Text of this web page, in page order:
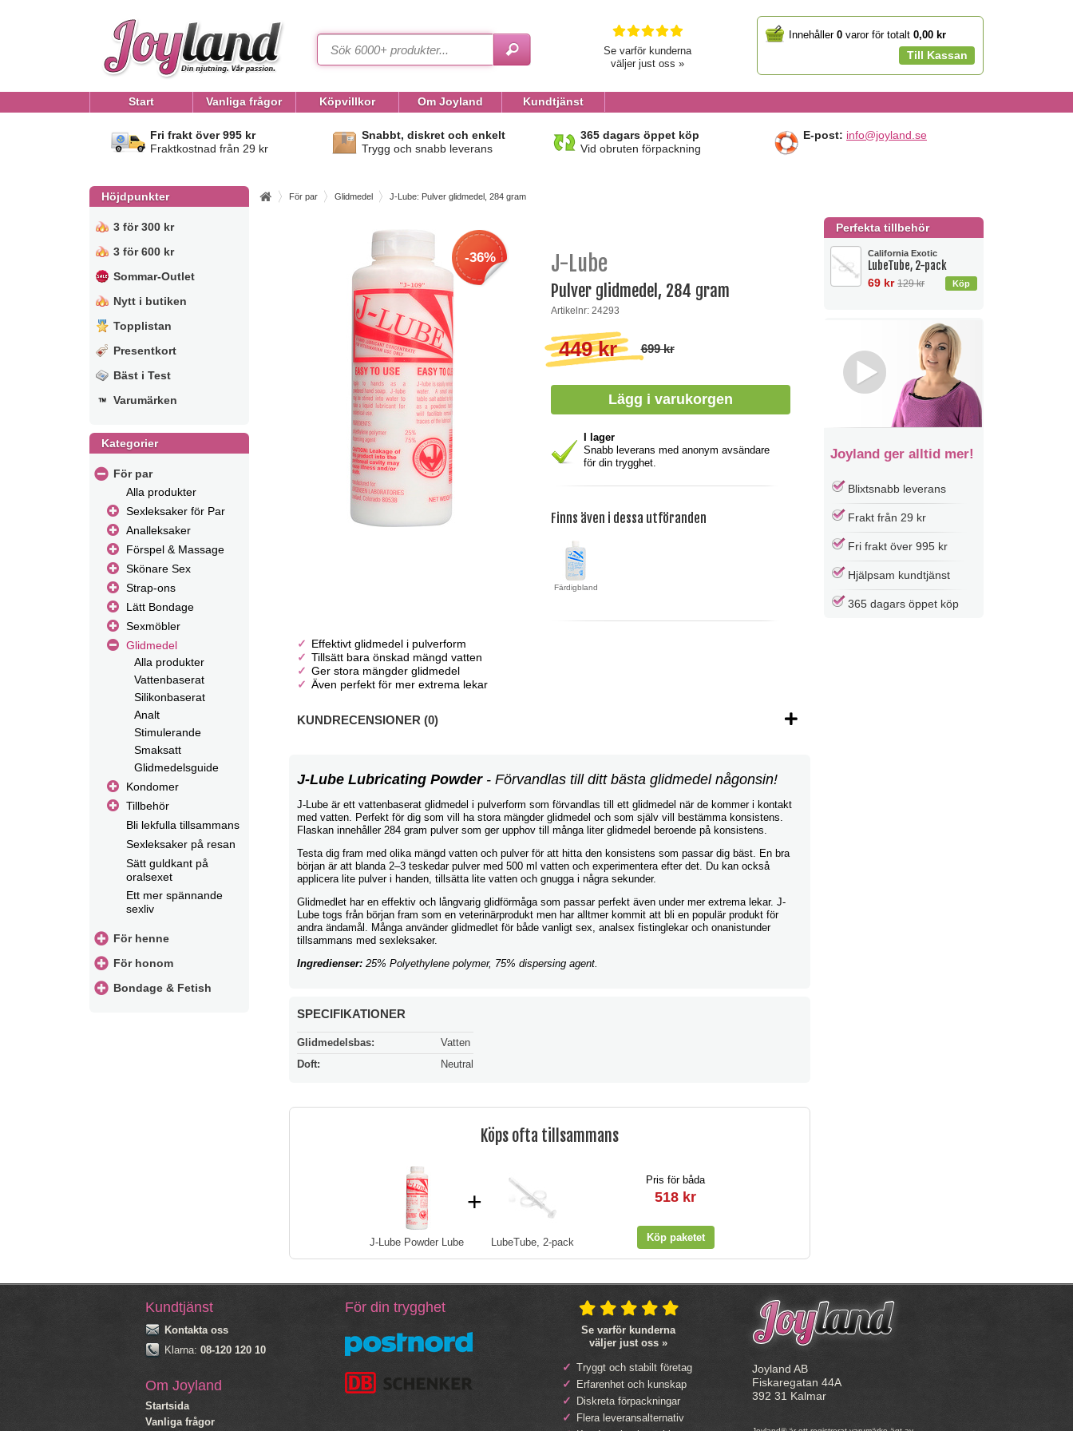
Se varför kunderna
väljer just oss »
YourInnehåller 0 varor för totalt 0,00 kr
Till Kassan
Start Vanliga frågor Köpvillkor Om Joyland Kundtjänst
Fri frakt över 995 kr
Fraktkostnad från 29 kr
Snabbt, diskret och enkelt
Trygg och snabb leverans
365 dagars öppet köp
Vid obruten förpackning
E-post: info@joyland.se
Höjdpunkter
3 för 300 kr
3 för 600 kr
Sommar-Outlet
Nytt i butiken
Topplistan
Presentkort
Bäst i Test
Varumärken
Kategorier
För par
Alla produkter
Sexleksaker för Par
Analleksaker
Förspel & Massage
Skönare Sex
Strap-ons
Lätt Bondage
Sexmöbler
Glidmedel
Alla produkter
Vattenbaserat
Silikonbaserat
Analt
Stimulerande
Smaksatt
Glidmedelsguide
Kondomer
Tillbehör
Bli lekfulla tillsammans
Sexleksaker på resan
Sätt guldkant på
oralsexet
Ett mer spännande
sexliv
För henne
För honom
Bondage & Fetish
För par Glidmedel J-Lube: Pulver glidmedel, 284 gram
-36% J-Lube
Pulver glidmedel, 284 gram
Artikelnr: 24293
449 kr 699 kr
I lager
Snabb leverans med anonym avsändare
för din trygghet.
Finns även i dessa utföranden
Färdigblandat
Effektivt glidmedel i pulverform
Tillsätt bara önskad mängd vatten
Ger stora mängder glidmedel
Även perfekt för mer extrema lekar
KUNDRECENSIONER (0)
J-Lube Lubricating Powder- Förvandlas till ditt bästa glidmedel någonsin!
J-Lube är ett vattenbaserat glidmedel i pulverform som förvandlas till ett glidmedel när de kommer i kontakt
med vatten. Perfekt för dig som vill ha stora mängder glidmedel och som själv vill bestämma konsistens.
Flaskan innehåller 284 gram pulver som ger upphov till många liter glidmedel beroende på konsistens.
Testa dig fram med olika mängd vatten och pulver för att hitta den konsistens som passar dig bäst. En bra
början är att blanda 2–3 teskedar pulver med 500 ml vatten och experimentera efter det. Du kan också
applicera lite pulver i handen, tillsätta lite vatten och gnugga i några sekunder.
Glidmedlet har en effektiv och långvarig glidförmåga som passar perfekt även under mer extrema lekar. J-
Lube togs från början fram som en veterinärprodukt men har alltmer kommit att bli en populär produkt för
andra ändamål. Många använder glidmedlet för både vanligt sex, analsex fistinglekar och onanistunder
tillsammans med sexleksaker.
Ingredienser: 25% Polyethylene polymer, 75% dispersing agent.
SPECIFIKATIONER
Glidmedelsbas:
Vatten
Doft:
Neutral
Köps ofta tillsammans
J-Lube Powder Lube
+
LubeTube, 2-pack
Pris för båda
518 kr
Perfekta tillbehör
California Exotic
LubeTube, 2-pack
69 kr 129 kr
Joyland ger alltid mer!
Blixtsnabb leverans
Frakt från 29 kr
Fri frakt över 995 kr
Hjälpsam kundtjänst
365 dagars öppet köp
Kundtjänst
Kontakta oss
Klarna: 08-120 120 10
Om Joyland
Startsida
Vanliga frågor
För din trygghet
Se varför kunderna
väljer just oss »
Tryggt och stabilt företag
Erfarenhet och kunskap
Diskreta förpackningar
Flera leveransalternativ
Joyland AB
Fiskaregatan 44A
392 31 Kalmar